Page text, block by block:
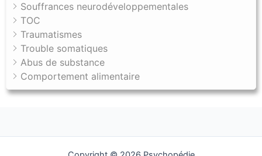
Souffrances neurodéveloppementales
TOC
Traumatismes
Trouble somatiques
Abus de substance
Comportement alimentaire